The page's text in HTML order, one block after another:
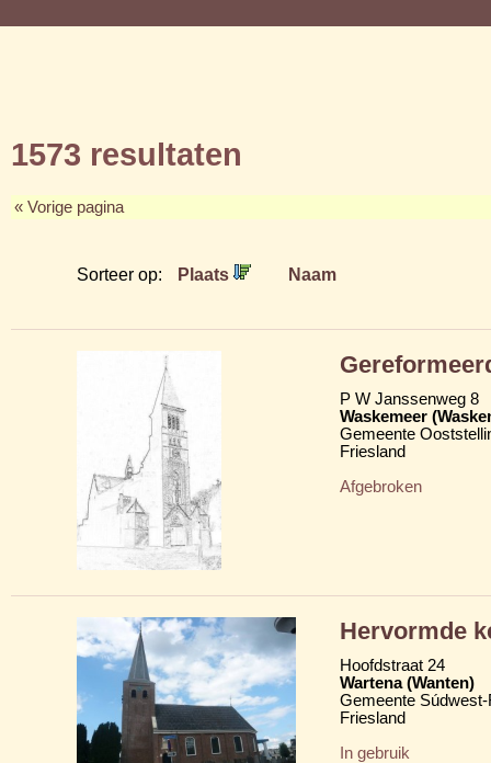
1573 resultaten
« Vorige pagina
Sorteer op: Plaats Naam
P W Janssenweg 8
Waskemeer
Gemeente
Friesland
Afgebroken
Hervormde
Hoofdstraat 24
Wartena (Wanten)
Gemeente
Friesland
In gebruik